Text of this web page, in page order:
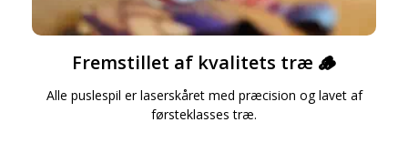
Fremstillet af kvalitets træ 🪵
Alle puslespil er laserskåret med præcision og lavet af
førsteklasses træ.